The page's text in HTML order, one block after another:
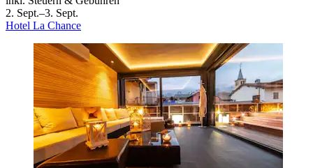
2. Sept.–3. Sept.
Hotel La Chance